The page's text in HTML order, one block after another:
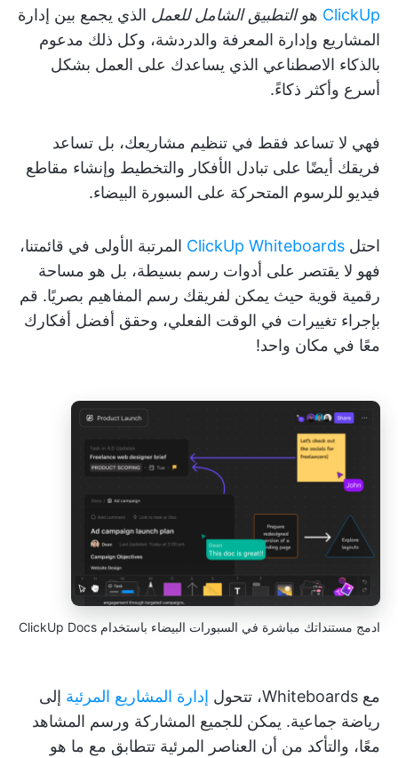
ClickUp هوالتطبيق الشامل للعمل الذي يجمع بين إدارة
المشاريع وإدارة المعرفة والدردشة، وكل ذلك مدعوم
بالذكاء الاصطناعي الذي يساعدك على العمل بشكل
أسرع وأكثر ذكاءً.
فهي لا تساعد فقط في تنظيم مشاريعك، بل تساعد
فريقك أيضًا على تبادل الأفكار والتخطيط وإنشاء مقاطع
فيديو للرسوم المتحركة على السبورة البيضاء.
احتل ClickUp Whiteboards المرتبة الأولى في قائمتنا،
فهو لا يقتصر على أدوات رسم بسيطة، بل هو مساحة
رقمية قوية حيث يمكن لفريقك رسم المفاهيم بصريًا. قم
بإجراء تغييرات في الوقت الفعلي، وحقق أفضل أفكارك
معًا في مكان واحد!
ادمج مستنداتك مباشرة في السبورات البيضاء باستخدام ClickUp Docs
مع Whiteboards، تتحول إدارة المشاريع المرئية إلى
رياضة جماعية. يمكن للجميع المشاركة ورسم المشاهد
معًا، والتأكد من أن العناصر المرئية تتطابق مع ما هو